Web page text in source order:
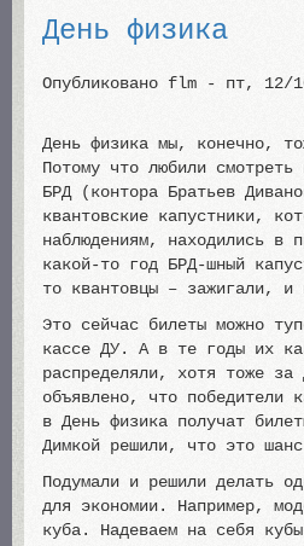
День физика
Опубликовано flm - пт, 12/
День физика мы, конечно,
Потому что любили смотреть
БРД (контора Братьев
квантовские капустники,
наблюдениям, находились в
какой-то год БРД-шный
то квантовцы – зажигали, и
Это сейчас билеты можно
кассе ДУ. А в те годы их
распределяли, хотя тоже
объявлено, что победители
в День физика получат
Димкой решили, что это
Подумали и решили делать
для экономии. Например,
куба. Надеваем на себя